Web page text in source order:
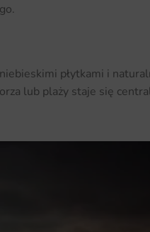
płytkami i
lub plaży staje się